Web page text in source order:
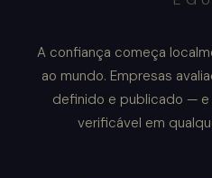
A confiança começa
ao mundo. Empresas
definido e publicado —
verificável em